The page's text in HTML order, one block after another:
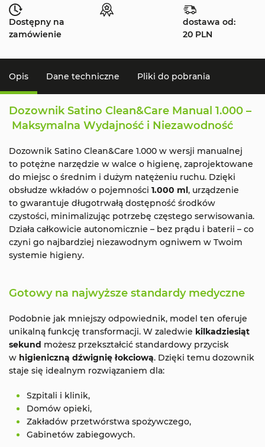
Dostępny na
zamówienie
dostawa od:
20 PLN
Opis Dane techniczne Pliki do pobrania
Dozownik Satino Clean&Care Manual 1.000 –
Maksymalna Wydajność i Niezawodność
Dozownik Satino Clean&Care 1.000 w wersji manualnej
to potężne narzędzie w walce o higienę, zaprojektowane
do miejsc o średnim i dużym natężeniu ruchu. Dzięki
obsłudze wkładów o pojemności 1.000 ml , urządzenie
to gwarantuje długotrwałą dostępność środków
czystości, minimalizując potrzebę częstego serwisowania.
Działa całkowicie autonomicznie – bez prądu i baterii – co
czyni go najbardziej niezawodnym ogniwem w Twoim
systemie higieny.
Gotowy na najwyższe standardy medyczne
Podobnie jak mniejszy odpowiednik, model ten oferuje
unikalną funkcję transformacji. W zaledwie kilkadziesiąt
sekund możesz przekształcić standardowy przycisk
w higieniczną dźwignię łokciową. Dzięki temu dozownik
staje się idealnym rozwiązaniem dla:
Szpitali i klinik,
Domów opieki,
Zakładów przetwórstwa spożywczego,
Gabinetów zabiegowych.